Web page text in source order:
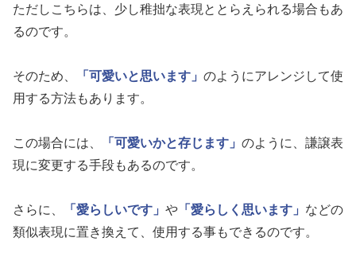
ただしこちらは、少し稚拙な表現ととらえられる場合もあ
るのです。
そのため、 「可愛いと思います」 のようにアレンジして使
用する方法もあります。
この場合には、 「可愛いかと存じます」 のように、謙譲表
現に変更する手段もあるのです。
さらに、 「愛らしいです」 や 「愛らしく思います」 などの
類似表現に置き換えて、使用する事もできるのです。